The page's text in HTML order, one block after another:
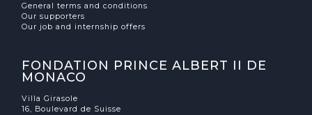
General terms and conditions
Our supporters
Our job and internship offers
FONDATION PRINCE ALBERT II DE
MONACO
Villa Girasole
16, Boulevard de Suisse